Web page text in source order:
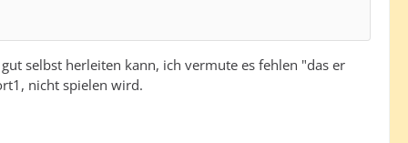
selbst herleiten kann, ich vermute es fehlen "das er
nicht spielen wird.